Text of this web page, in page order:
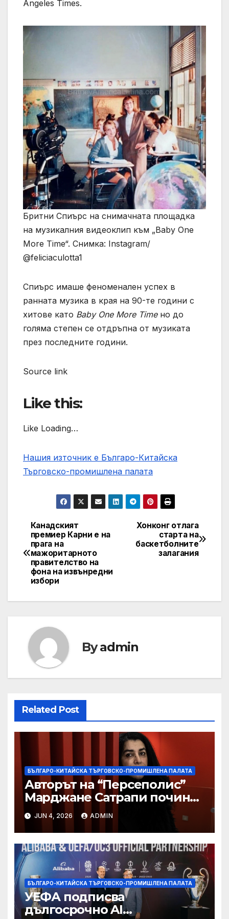
Angeles Times.
Бритни Спиърс на снимачната площадка
на музикалния видеоклип към „Baby One
More Time“. Снимка: Instagram/
@feliciaculotta1
Спиърс имаше феноменален успех в
ранната музика в края на 90-те години с
хитове като Baby One More Timeно до
голяма степен се отдръпна от музиката
през последните години.
Source link
Like this:
Like Loading…
Нашия източник е Българо-Китайска
Търговско-промишлена палaта
Post
navigation
Хонконг отлага
старта на
баскетболните
залагания
Канадският
премиер Карни е на
прага на
мажоритарното
правителство на
фона на извънредни
избори
Byadmin
Related Post
БЪЛГАРО-КИТАЙСКА ТЪРГОВСКО-ПРОМИШЛЕНА ПАЛАТА
Авторът на “Персеполис”
Марджане Сатрапи почина
“от тъга” на 56 години
JUN 4, 2026 ADMIN
БЪЛГАРО-КИТАЙСКА ТЪРГОВСКО-ПРОМИШЛЕНА ПАЛАТА
УЕФА подписва
дългосрочно AI